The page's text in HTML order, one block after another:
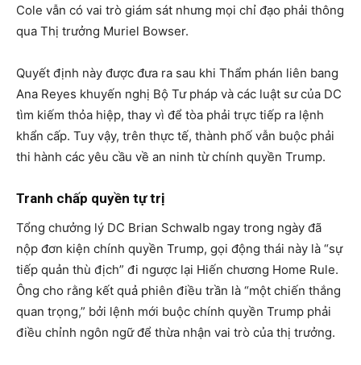
Cole vẫn có vai trò giám sát nhưng mọi chỉ đạo phải thông
qua Thị trưởng Muriel Bowser.
Quyết định này được đưa ra sau khi Thẩm phán liên bang
Ana Reyes khuyến nghị Bộ Tư pháp và các luật sư của DC
tìm kiếm thỏa hiệp, thay vì để tòa phải trực tiếp ra lệnh
khẩn cấp. Tuy vậy, trên thực tế, thành phố vẫn buộc phải
thi hành các yêu cầu về an ninh từ chính quyền Trump.
Tranh chấp quyền tự trị
Tổng chưởng lý DC Brian Schwalb ngay trong ngày đã
nộp đơn kiện chính quyền Trump, gọi động thái này là “sự
tiếp quản thù địch” đi ngược lại Hiến chương Home Rule.
Ông cho rằng kết quả phiên điều trần là “một chiến thắng
quan trọng,” bởi lệnh mới buộc chính quyền Trump phải
điều chỉnh ngôn ngữ để thừa nhận vai trò của thị trưởng.